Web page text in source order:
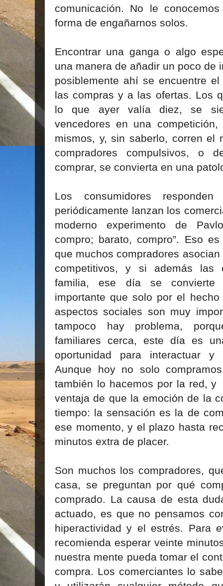
comunicación. No le
forma de engañarnos solos.
Encontrar una ganga o algo
una manera de añadir un poco de
posiblemente ahí se encuentre
las compras y a las ofertas. Los
lo que ayer valía diez, se
vencedores en una
mismos, y, sin saberlo, corren el
compradores compulsivos, o
comprar, se convierta en una
Los consumidores
periódicamente lanzan los
moderno experimento de
compro; barato, compro”. Eso
que muchos compradores
competitivos, y si además las
familia, ese día se
importante que solo por el
aspectos sociales son muy
tampoco hay problema,
familiares cerca, este día es
oportunidad para interactuar
Aunque hoy no solo
también lo hacemos por la red,
ventaja de que la emoción de la
tiempo: la sensación es la de
ese momento, y el plazo hasta
minutos extra de placer.
Son muchos los compradores,
casa, se preguntan por qué
comprado. La causa de esta
actuado, es que no pensamos
hiperactividad y el estrés. Para
recomienda esperar veinte
nuestra mente pueda tomar el
compra. Los comerciantes lo